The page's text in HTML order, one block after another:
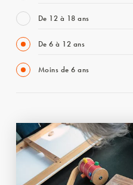
De 12 à 18 ans
De 6 à 12 ans
Moins de 6 ans